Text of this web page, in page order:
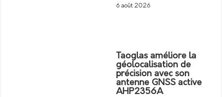
6 août 2026
Taoglas améliore la
géolocalisation de
précision avec son
antenne GNSS active
AHP2356A